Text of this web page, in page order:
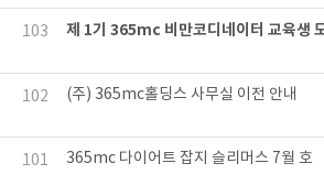
103 제 1기 365mc 비만코디네이터 교육생
102 (주) 365mc홀딩스 사무실 이전 안내
101 365mc 다이어트 잡지 슬리머스 7월 호